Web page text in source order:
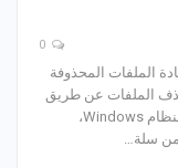
الملفات المحذوفة
الملفات عن طريق
الخطأ من جهاز الكمبيوتر الخاص بك الذي يعمل بنظام Windows،
من سلة…